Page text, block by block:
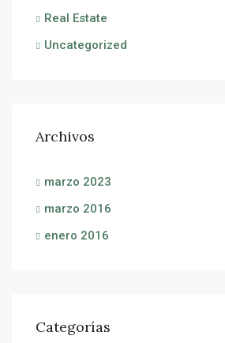
Real Estate
Uncategorized
Archivos
marzo 2023
marzo 2016
enero 2016
Categorías